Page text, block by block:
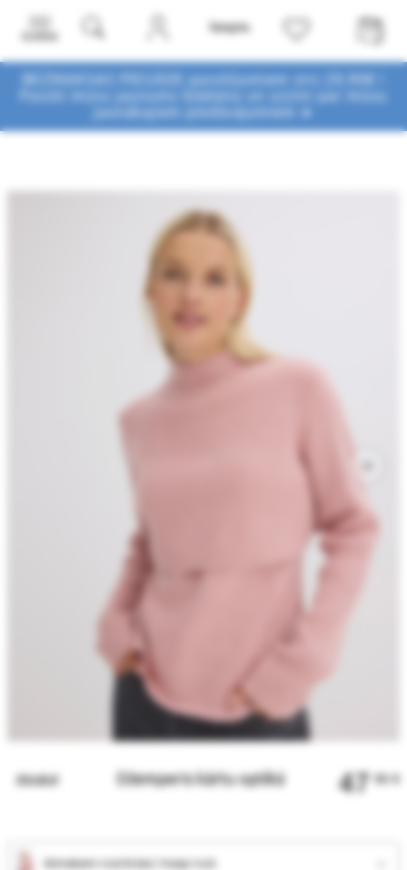
BEZMAKSAS PIEGĀDE pasūtījumiem virs 29,90€ !
Pasūti mūsu jaunumu biļetenu un uzzini par mūsu
Atpakaļ Džemperis kārtu optikā 47